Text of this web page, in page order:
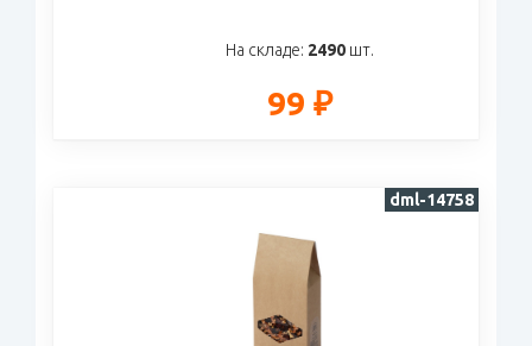
На складе: 2490шт.
99 ₽
dml-14758